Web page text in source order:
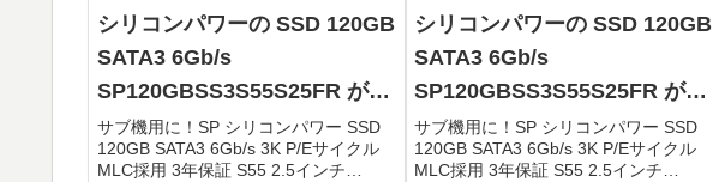
シリコンパワーの SSD 120GB
SATA3 6Gb/s
SP120GBSS3S55S25FR がタ
イムセールで4,227円！
サブ機用に！SP シリコンパワー SSD
120GB SATA3 6Gb/s 3K P/Eサイクル
MLC採用 3年保証 S55 2.5インチ
シリコンパワーの SSD 120GB
SATA3 6Gb/s
SP120GBSS3S55S25FR がタ
イムセールで4,227円！
サブ機用に！SP シリコンパワー SSD
120GB SATA3 6Gb/s 3K P/Eサイクル
MLC採用 3年保証 S55 2.5インチ